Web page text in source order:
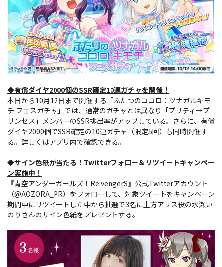
◆有償ダイヤ2000個のSSR確定10連ガチャを開催！
本日から10月12日まで開催する「ふたつのココロ：ツナガルキモ
チ フェスガチャ」では、通常のガチャとは異なり「プリティ→プ
リンセス」メンバーのSSR排出率がアップしている。さらに、有償
ダイヤ2000個でSSR確定の10連ガチャ（限定5回）も同時開催す
る。詳しくはアプリ内で確認できる。
◆サイン色紙が当たる！Twitterフォロー＆リツイートキャンペー
ン実施中！
『青空アンダーガールズ！Re:vengerS』公式Twitterアカウント
（@AOZORA_PR）をフォローして、対象ツイートをキャンペーン
期間中にリツイートした中から抽選で3名に土方アリス役の水瀬い
のりさんのサイン色紙をプレゼントする。